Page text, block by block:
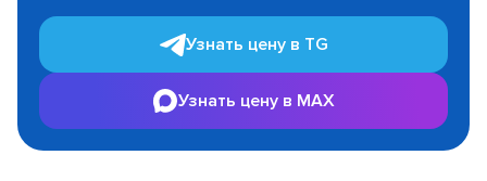
Узнать цену в TG
Узнать цену в MAX